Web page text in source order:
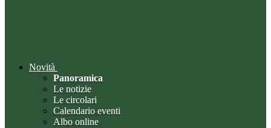
Novità
Panoramica
Le notizie
Le circolari
Calendario eventi
Albo online